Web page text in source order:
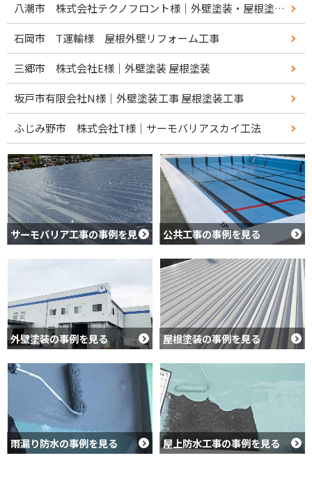
八潮市 株式会社テクノフロント様｜外壁塗装・屋根塗装リフォーム工事
石岡市 T運輸様 屋根外壁リフォーム工事
三郷市 株式会社E様｜外壁塗装 屋根塗装
坂戸市有限会社N様｜外壁塗装工事 屋根塗装工事
ふじみ野市 株式会社T様｜サーモバリアスカイ工法
サーモバリア工事の事例を見る 公共工事の事例を見る
外壁塗装の事例を見る 屋根塗装の事例を見る
雨漏り防水の事例を見る 屋上防水工事の事例を見る